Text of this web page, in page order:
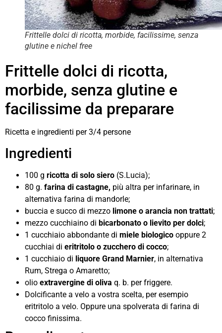
Frittelle dolci di ricotta, morbide, facilissime, senza
glutine e nichel free
Frittelle dolci di ricotta,
morbide, senza glutine e
facilissime da preparare
Ricetta e ingredienti per 3/4 persone
Ingredienti
100 g ricotta di solo siero (S.Lucia);
80 g. farina di castagne, più altra per infarinare, in
alternativa farina di mandorle;
buccia e succo di mezzo limone o arancia non trattati;
mezzo cucchiaino di bicarbonato o lievito per dolci;
1 cucchiaio abbondante di miele biologico oppure 2
cucchiai di eritritolo o zucchero di cocco;
1 cucchiaio di liquore Grand Marnier, in alternativa
Rum, Strega o Amaretto;
olio extravergine di oliva q. b. per friggere.
Dolcificante a velo a vostra scelta, per esempio
eritritolo a velo. Oppure una spolverata di farina di
cocco finissima.